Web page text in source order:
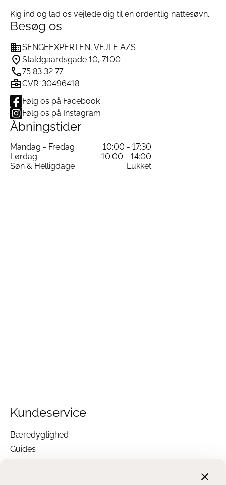
Kig ind og lad os vejlede dig til en ordentlig nattesøvn.
Besøg os
SENGEEXPERTEN, VEJLE A/S
Staldgaardsgade 10, 7100
75 83 32 77
CVR: 30496418
Følg os på Facebook
Følg os på Instagram
Åbningstider
Mandag - Fredag
10:00 - 17:30
Lørdag
10:00 - 14:00
Søn & Helligdage
Lukket
Kundeservice
Bæredygtighed
Guides